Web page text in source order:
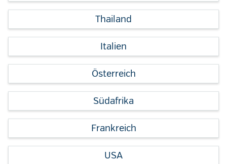
Thailand
Italien
Österreich
Südafrika
Frankreich
USA